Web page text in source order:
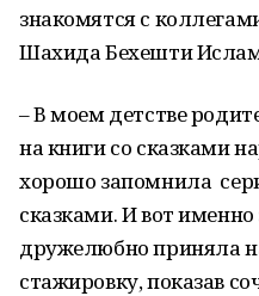
знакомятся с
ШахидаБехешти
– В моем детстве
на книги со сказками
хорошо запомнила
сказками. И вот
дружелюбно приняла
стажировку, показав